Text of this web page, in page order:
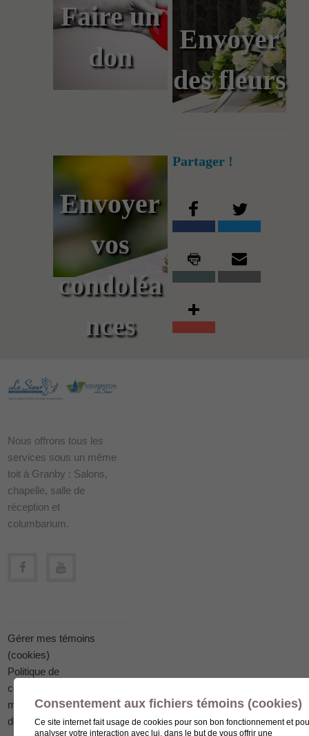
Faire un
don
Envoyer
des fleurs
Envoyer
vos
condoléa
nces
Partager !
Nous offrons tous les
services sous un même
toit à Granby : Salons,
chapelle, salle de
réception et
columbarium.
Gérer mes témoins
(cookies)
Politique de
confidentialité en
matière
de protection des
Consentement aux fichiers témoins (cookies)
Ce site internet fait usage de cookies pour son bon fonctionnement et
analyser votre interaction avec lui, dans le but de vous offrir une